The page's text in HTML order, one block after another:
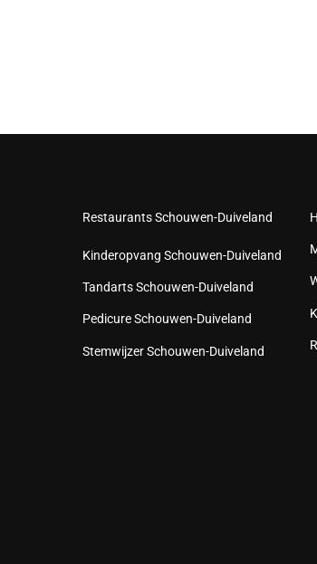
Restaurants Schouwen-Duiveland
Kinderopvang Schouwen-Duiveland
Tandarts Schouwen-Duiveland
Pedicure Schouwen-Duiveland
Stemwijzer Schouwen-Duiveland